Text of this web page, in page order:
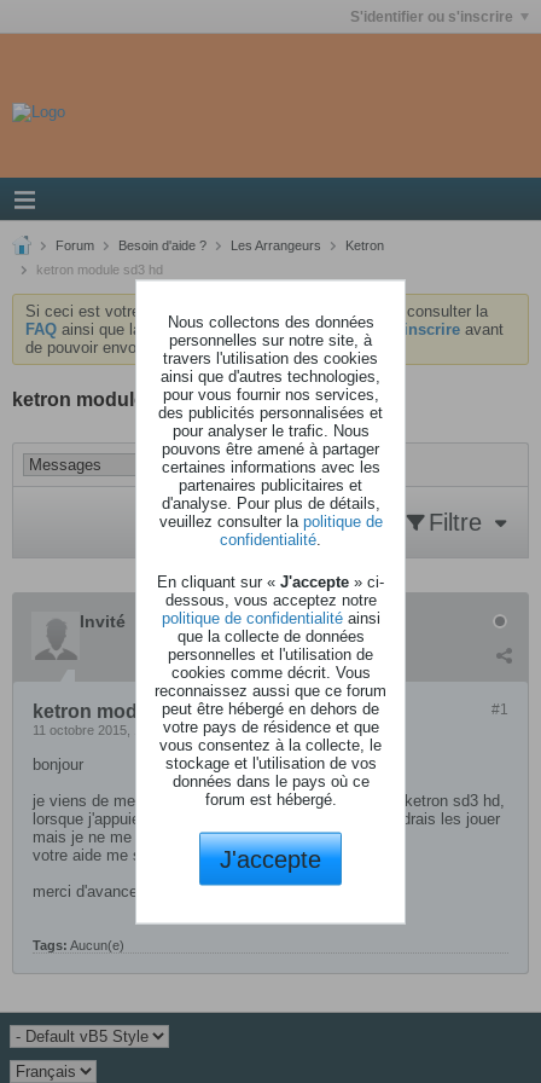
S'identifier ou s'inscrire
Forum Besoin d'aide ? Les Arrangeurs
Ketron
ketron module sd3 hd
Si ceci est votre première visite, nous vous invitons à consulter la
FAQ ainsi que la chartedu forum . Vous devrez vous inscrire avant
de pouvoir envoyer des messages.
ketron module sd3 hd
Filtre
Invité
#1
ketron module sd3 hd
11 octobre 2015, 18h48
bonjour
je viens de mettre sur une clé usb des styles pour le ketron sd3 hd,
lorsque j'appuie sur usb je les vois maintenant je voudrais les jouer
mais je ne me rappelle pas la manipulation
votre aide me serait précieuse
merci d'avance
Tags: Aucun(e)
Nous collectons des données
personnelles sur notre site, à
travers l'utilisation des cookies
ainsi que d'autres technologies,
pour vous fournir nos services,
des publicités personnalisées et
pour analyser le trafic. Nous
pouvons être amené à partager
certaines informations avec les
partenaires publicitaires et
d'analyse. Pour plus de détails,
veuillez consulter la politique de
confidentialité
En cliquant sur « J'accepte » ci-
dessous, vous acceptez notre
politique de confidentialitéainsi
que la collecte de données
personnelles et l'utilisation de
cookies comme décrit. Vous
reconnaissez aussi que ce forum
peut être hébergé en dehors de
votre pays de résidence et que
vous consentez à la collecte, le
stockage et l'utilisation de vos
données dans le pays où ce
forum est hébergé.
J'accepte